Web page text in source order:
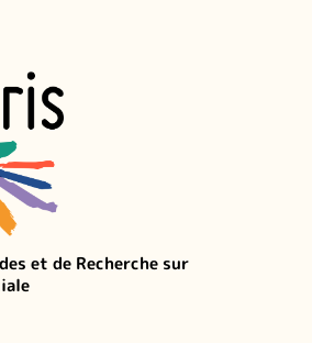
et de Recherche sur